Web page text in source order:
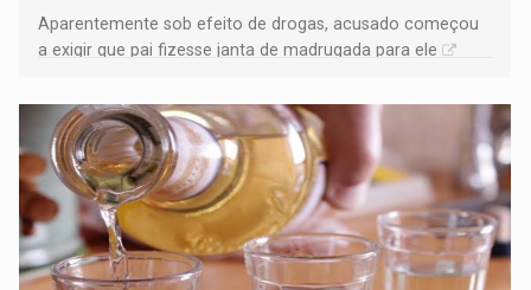
Aparentemente sob efeito de drogas, acusado começou
a exigir que pai fizesse janta de madrugada para ele